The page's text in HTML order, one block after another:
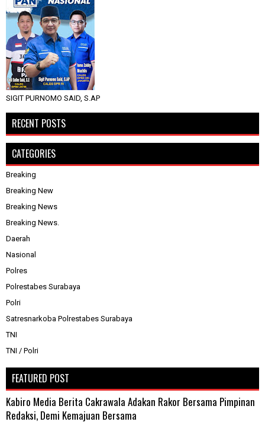
SIGIT PURNOMO SAID, S.AP
RECENT POSTS
CATEGORIES
Breaking
Breaking New
Breaking News
Breaking News.
Daerah
Nasional
Polres
Polrestabes Surabaya
Polri
Satresnarkoba Polrestabes Surabaya
TNI
TNI / Polri
FEATURED POST
Kabiro Media Berita Cakrawala Adakan Rakor Bersama Pimpinan
Redaksi, Demi Kemajuan Bersama